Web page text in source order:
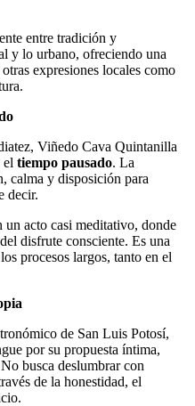
entre tradición y
y lo urbano, ofreciendo una
expresiones locales como
Viñedo Cava Quintanilla
el tiempo pausado. La
calma y disposición para
decir.
un acto casi meditativo, donde
disfrute consciente. Es una
procesos largos, tanto en el
de San Luis Potosí,
por su propuesta íntima,
busca deslumbrar con
de la honestidad, el